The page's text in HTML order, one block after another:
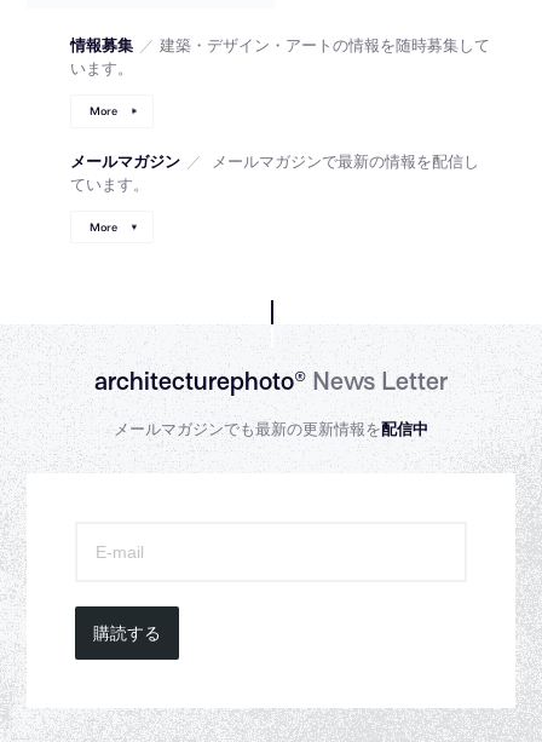
情報募集 ／ 建築・デザイン・アートの情報を随時募集して
います。
More
メールマガジン ／
メールマガジンで最新の情報を配信し
ています。
More
architecturephoto®News Letter
メールマガジンでも最新の更新情報を配信中
購読する